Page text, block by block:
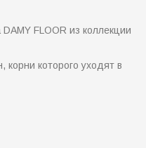
FLOOR из коллекции
которого уходят в